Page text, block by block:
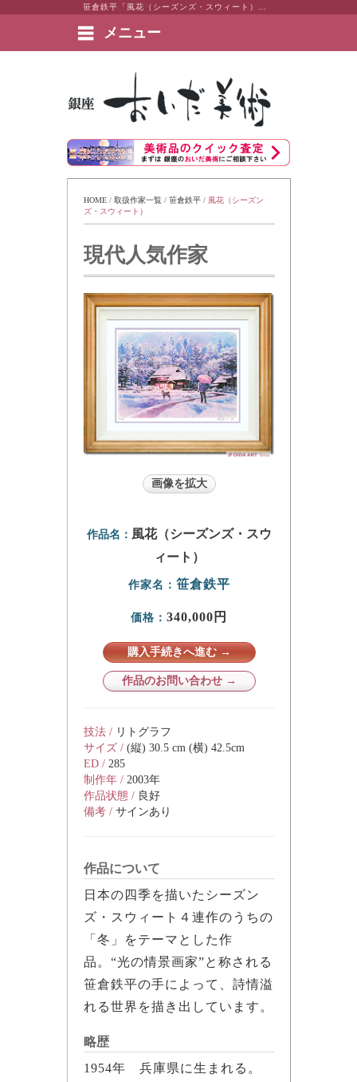
メニュー
絵画など美術品の販売と買取 | 東京・銀座 おいだ美術
HOME / 取扱作家一覧 / 笹倉鉄平 / 風花（シーズン
ズ・スウィート）
現代人気作家
画像を拡大
作品名： 風花（シーズンズ・スウ
ィート）
作家名： 笹倉鉄平
価格： 340,000円
購入手続きへ進む →
作品のお問い合わせ →
技法 / リトグラフ
サイズ / (縦) 30.5 cm (横) 42.5cm
ED / 285
制作年 / 2003年
作品状態 / 良好
備考 / サインあり
作品について
日本の四季を描いたシーズン
ズ・スウィート４連作のうちの
「冬」をテーマとした作
品。“光の情景画家”と称される
笹倉鉄平の手によって、詩情溢
れる世界を描き出しています。
略歴
1954年 兵庫県に生まれる。